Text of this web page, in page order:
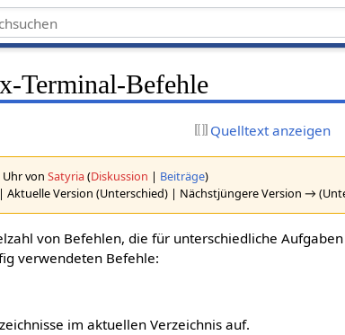
Terminal-Befehle
Quelltext anzeigen
Uhr vonSatyria(Diskussion | Beiträge)
| Aktuelle Version (Unterschied) | Nächstjüngere Version →
von Befehlen, die für unterschiedliche
verwendeten Befehle:
im aktuellen Verzeichnis auf.